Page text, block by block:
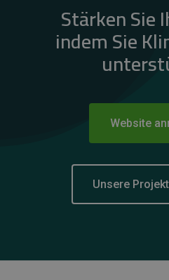
Stärken Sie
indem Sie
Website
Unsere